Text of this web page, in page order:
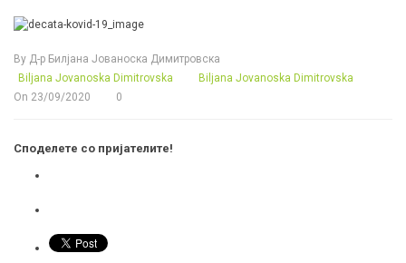
By Д-р Билјана Јованоска Димитровска
Biljana Jovanoska Dimitrovska
Biljana Jovanoska Dimitrovska
On 23/09/2020 0
Споделете со пријателите!